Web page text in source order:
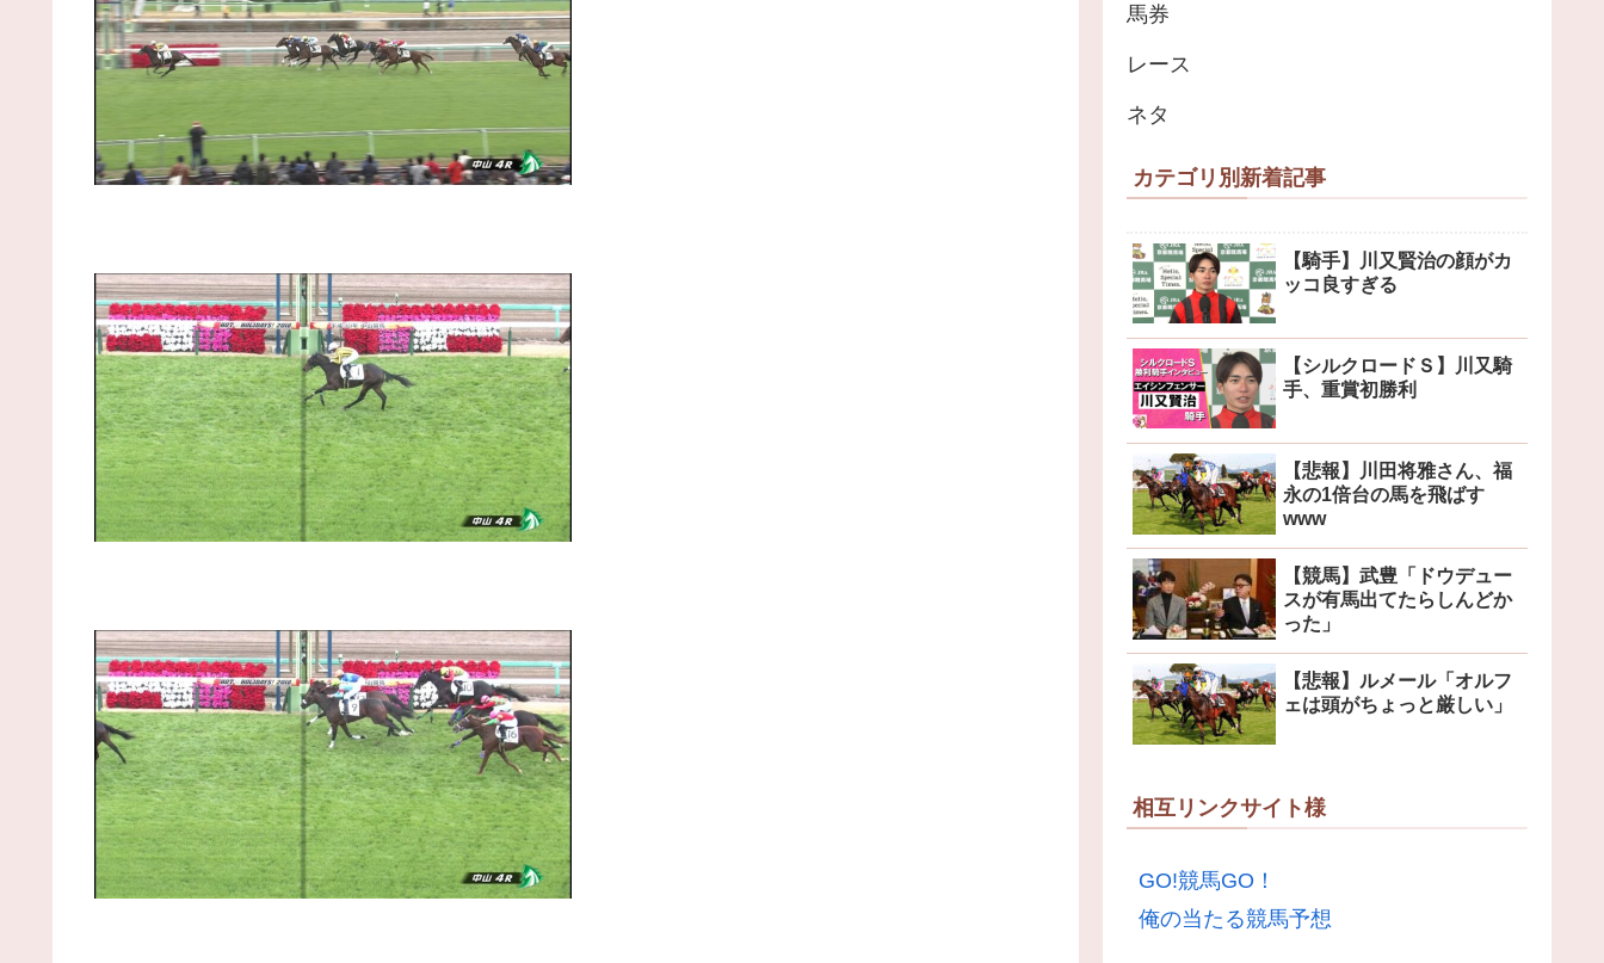
馬券
レース
ネタ
カテゴリ別新着記事
【騎手】川又賢治の顔がカ
ッコ良すぎる
【シルクロードＳ】川又騎
手、重賞初勝利
【悲報】川田将雅さん、福
永の1倍台の馬を飛ばす
www
【競馬】武豊「ドウデュー
スが有馬出てたらしんどか
った」
【悲報】ルメール「オルフ
ェは頭がちょっと厳しい」
相互リンクサイト様
GO!競馬GO！
俺の当たる競馬予想